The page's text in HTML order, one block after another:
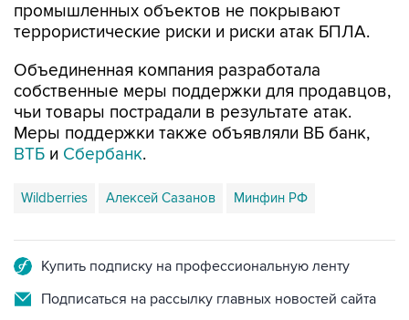
промышленных объектов не покрывают
террористические риски и риски атак БПЛА.
Объединенная компания разработала
собственные меры поддержки для продавцов,
чьи товары пострадали в результате атак.
Меры поддержки также объявляли ВБ банк,
ВТБ и Сбербанк.
Wildberries Алексей Сазанов Минфин РФ
Купить подписку на профессиональную ленту
Подписаться на рассылку главных новостей сайта